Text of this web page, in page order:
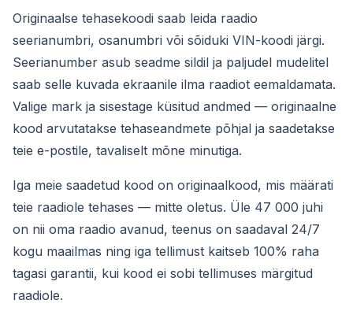
Originaalse tehasekoodi saab leida raadio
seerianumbri, osanumbri või sõiduki VIN-koodi järgi.
Seerianumber asub seadme sildil ja paljudel mudelitel
saab selle kuvada ekraanile ilma raadiot eemaldamata.
Valige mark ja sisestage küsitud andmed — originaalne
kood arvutatakse tehaseandmete põhjal ja saadetakse
teie e-postile, tavaliselt mõne minutiga.
Iga meie saadetud kood on originaalkood, mis määrati
teie raadiole tehases — mitte oletus. Üle 47 000 juhi
on nii oma raadio avanud, teenus on saadaval 24/7
kogu maailmas ning iga tellimust kaitseb 100% raha
tagasi garantii, kui kood ei sobi tellimuses märgitud
raadiole.